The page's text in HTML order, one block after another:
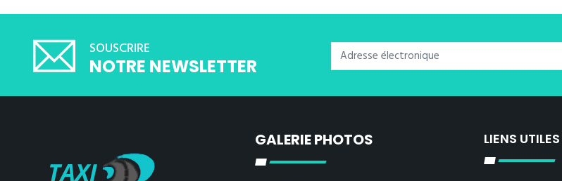
SOUSCRIRE
NOTRE NEWSLETTER
GALERIE PHOTOS LIENS UTILES